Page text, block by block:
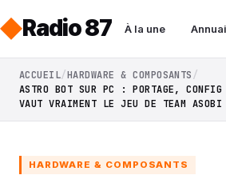
Radio 87 À la une
ACCUEIL HARDWARE & COMPOSANTS
ASTRO BOT SUR PC : PORTAGE,
VAUT VRAIMENT LE JEU DE TEAM ASOBI
HARDWARE & COMPOSANTS